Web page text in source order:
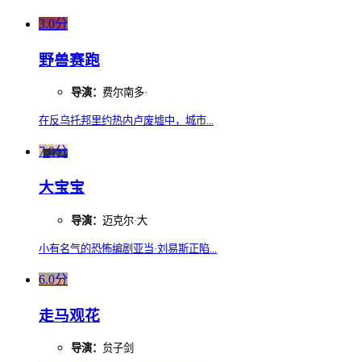
3.0分
野兽赛跑
导演： 费尔南多·
在反乌托邦里约热内卢废墟中，城市...
7.0分
大宝宝
导演： 迈克尔·大
小有名气的恐怖编剧亚当·刘易斯正陷...
6.0分
走马观花
导演： 贠子剑